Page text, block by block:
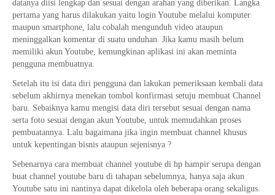
datanya diisi lengkap dan sesuai dengan arahan yang diberikan. Langka
pertama yang harus dilakukan yaitu login Youtube melalui komputer
maupun smartphone, lalu cobalah mengunduh video ataupun
meninggalkan komentar di suatu unduhan. Jika kamu masih belum
memiliki akun Youtube, kemungkinan aplikasi ini akan meminta
pengguna membuatnya.
Setelah itu isi data diri pengguna dan lakukan pemeriksaan kembali data
sebelum akhirnya menekan tombol konfirmasi setuju membuat Channel
baru. Sebaiknya kamu mengisi data diri tersebut sesuai dengan nama
serta foto sesuai dengan akun Youtube, untuk memudahkan proses
pembuatannya. Lalu bagaimana jika ingin membuat channel khusus
untuk kepentingan bisnis ataupun sejenisnya ?
Sebenarnya cara membuat channel youtube di hp hampir serupa dengan
buat channel youtube baru di tahapan sebelumnya, hanya saja akun
Youtube satu ini nantinya dapat dikelola oleh beberapa orang sekaligus.